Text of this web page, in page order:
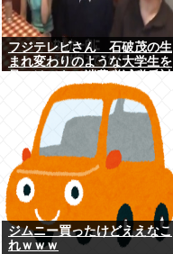
フジテレビさん 石破茂の生
まれ変わりのような大学生を
報道をやってしまう
ジムニー買ったけどええなこ
れｗｗｗ